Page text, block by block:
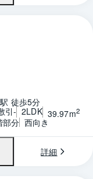
徒歩5分
引- 2LDK 39.97m2
部分 西向き
詳細
間取り